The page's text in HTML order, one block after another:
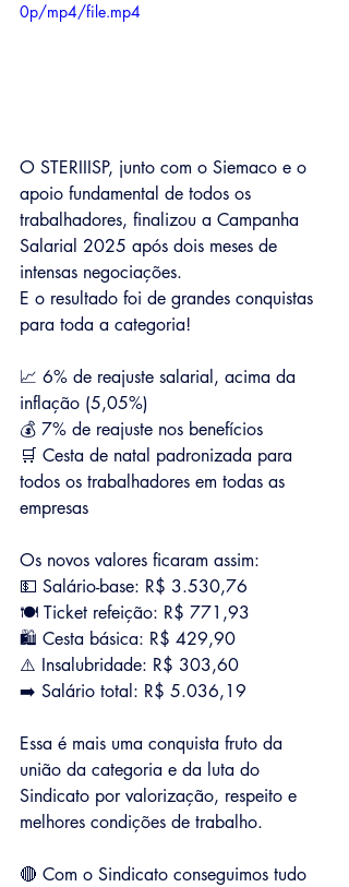
0p/mp4/file.mp4
O STERIIISP, junto com o Siemaco e o
apoio fundamental de todos os
trabalhadores, finalizou a Campanha
Salarial 2025 após dois meses de
intensas negociações.
E o resultado foi de grandes conquistas
para toda a categoria!
📈 6% de reajuste salarial, acima da
inflação (5,05%)
💰 7% de reajuste nos benefícios
🛒 Cesta de natal padronizada para
todos os trabalhadores em todas as
empresas
Os novos valores ficaram assim:
💵 Salário-base: R$ 3.530,76
🍽️ Ticket refeição: R$ 771,93
🛍️ Cesta básica: R$ 429,90
⚠️ Insalubridade: R$ 303,60
➡️ Salário total: R$ 5.036,19
Essa é mais uma conquista fruto da
união da categoria e da luta do
Sindicato por valorização, respeito e
melhores condições de trabalho.
🔴 Com o Sindicato conseguimos tudo